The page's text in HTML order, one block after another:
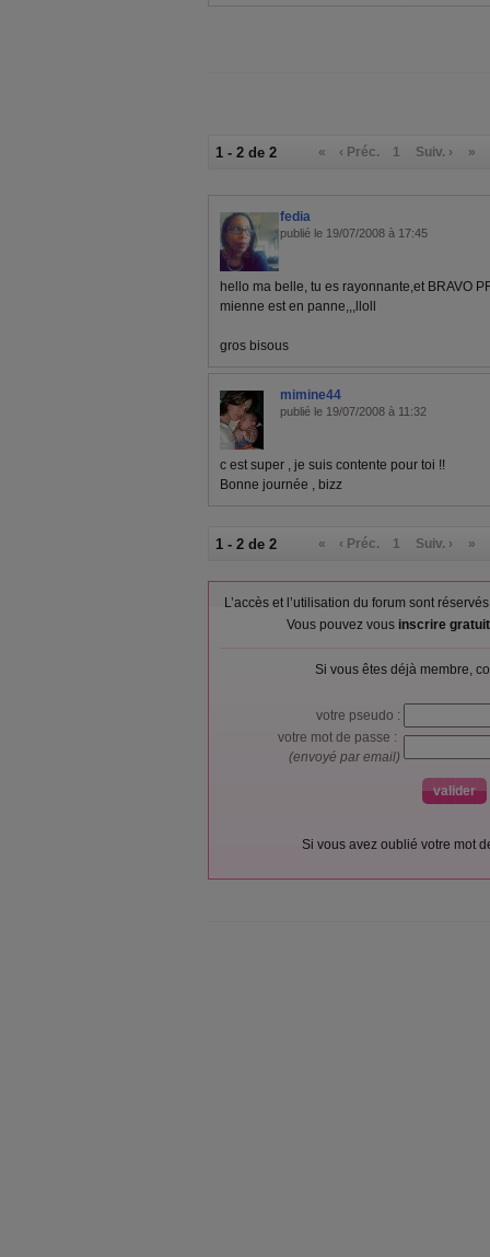
1 - 2 de 2 « ‹ Préc. 1 Suiv. › »
fedia
publié le 19/07/2008 à 17:45
hello ma belle, tu es rayonnante,et BRAVO
mienne est en panne,,,lloll
gros bisous
mimine44
publié le 19/07/2008 à 11:32
c est super , je suis contente pour toi !!
Bonne journée , bizz
1 - 2 de 2 « ‹ Préc. 1 Suiv. › »
L’accès et l’utilisation du forum sont
Vous pouvez vous inscrire
Si vous êtes déjà membre,
votre pseudo :
votre mot de passe :
(envoyé par email)
Si vous avez oublié votre mot